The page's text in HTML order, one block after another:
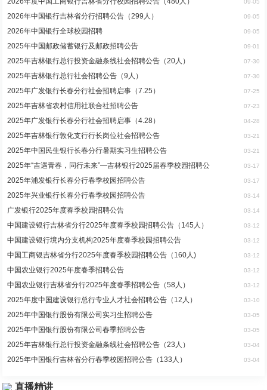
09-05
2026年中国银行吉林省分行招聘公告（299人） 09-05
2026年中国银行全球校园招聘 09-05
2025年中国邮政储蓄银行及邮政招聘公告 09-01
2025年吉林银行总行投资金融条线社会招聘公告（20人） 07-30
2025年吉林银行总行社会招聘公告（9人） 07-30
2025年广发银行长春分行社会招聘启事（7.25） 07-25
2025年吉林省农村信用社联合社招聘公告 07-23
2025年广发银行长春分行社会招聘启事（4.28） 04-28
2025年吉林银行敦化支行行长岗位社会招聘公告 03-21
2025年中国民生银行长春分行暑期实习生招聘公告 03-21
2025年“吉遇青春，同行未来”—吉林银行2025届春季校园招聘公 03-17
2025年浦发银行长春分行春季校园招聘公告 03-17
2025年兴业银行长春分行春季校园招聘公告 03-14
广发银行2025年度春季校园招聘公告 03-14
中国建设银行吉林省分行2025年度春季校园招聘公告（145人） 03-12
中国建设银行境内分支机构2025年度春季校园招聘公告 03-12
中国工商银吉林省分行2025年度春季校园招聘公告（160人) 03-12
中国农业银行2025年度春季招聘公告 03-12
中国农业银行吉林省分行2025年度春季招聘公告（58人） 03-12
2025年度中国建设银行总行专业人才社会招聘公告（12人） 03-10
2025年中国银行股份有限公司实习生招聘公告 03-05
2025年中国银行股份有限公司春季招聘公告 03-05
2025年吉林银行总行投资金融条线社会招聘公告（23人） 03-04
2025年中国银行吉林省分行春季校园招聘公告（133人） 03-04
直播精讲